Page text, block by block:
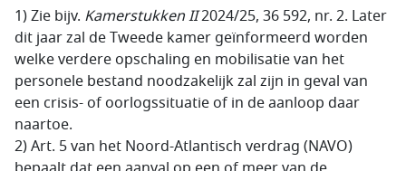
1) Zie bijv. Kamerstukken II2024/25, 36 592, nr. 2. Later
dit jaar zal de Tweede kamer geïnformeerd worden
welke verdere opschaling en mobilisatie van het
personele bestand noodzakelijk zal zijn in geval van
een crisis- of oorlogssituatie of in de aanloop daar
naartoe.
2) Art. 5 van het Noord-Atlantisch verdrag (NAVO)